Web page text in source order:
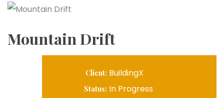
Mountain Drift
Client: BuildingX
Status: In Progress